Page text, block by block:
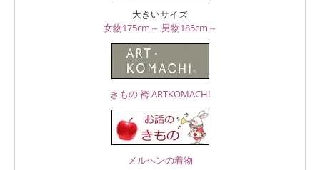
大きいサイズ
女物175cm～ 男物185cm～
きもの 袴 ARTKOMACHI
メルヘンの着物